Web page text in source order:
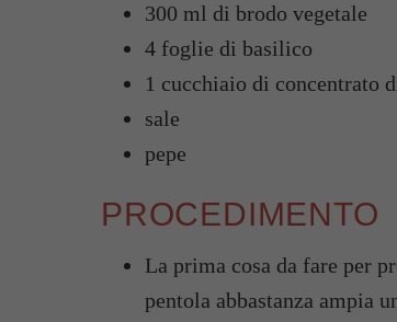
300 ml di brodo vegetale
4 foglie di basilico
1 cucchiaio di concentrato
sale
pepe
PROCEDIMENTO
La prima cosa da fare per
pentola abbastanza ampia